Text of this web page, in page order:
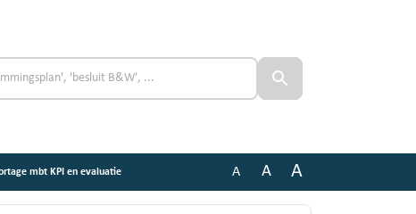
mbt KPI en evaluatie A A A